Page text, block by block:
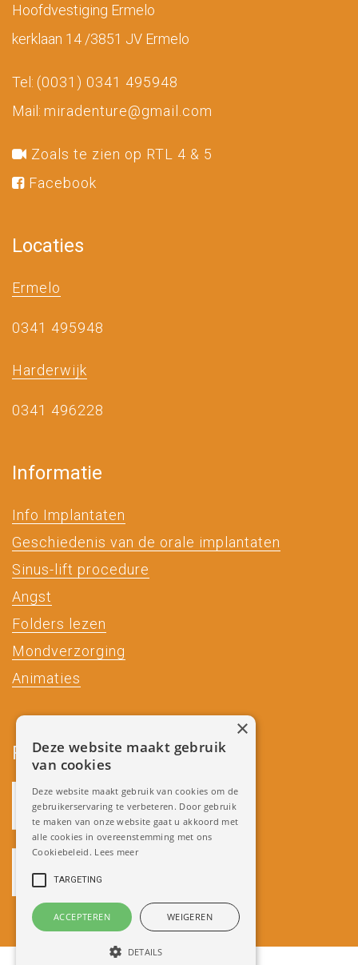
Hoofdvestiging Ermelo
kerklaan 14 /3851 JV Ermelo
Tel: (0031) 0341 495948
Mail: miradenture@gmail.com
Zoals te zien op RTL 4 & 5
Facebook
Locaties
Ermelo
0341 495948
Harderwijk
0341 496228
Informatie
Info Implantaten
Geschiedenis van de orale implantaten
Sinus-lift procedure
Angst
Folders lezen
Mondverzorging
Animaties
Partners
Deze website maakt gebruik
van cookies
Deze website maakt gebruik van cookies om de
gebruikerservaring te verbeteren. Door gebruik
te maken van onze website gaat u akkoord met
alle cookies in overeenstemming met ons
Cookiebeleid. Lees meer
TARGETING
ACCEPTEREN WEIGEREN
DETAILS
×